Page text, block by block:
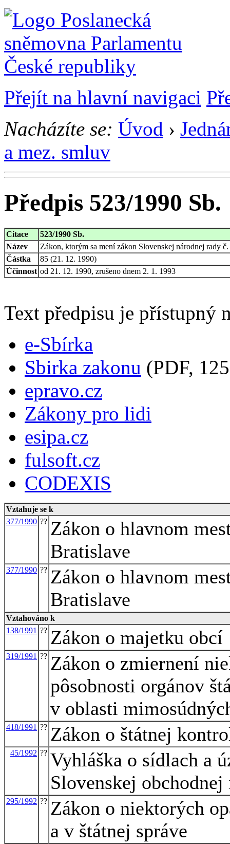
Přejít na hlavní navigaci
Nacházíte se: Úvod ›
a mez. smluv
Předpis 523/1990 Sb.
Citace
523/1990 Sb.
Název
Zákon, ktorým sa mení zákon Slovenskej národnej rady
Částka
85 (21. 12. 1990)
Účinnost od 21. 12. 1990, zrušeno dnem 2. 1. 1993
Text předpisu je přístupný
e-Sbírka
Sbirka zakonu (PDF,
epravo.cz
Zákony pro lidi
esipa.cz
fulsoft.cz
CODEXIS
Vztahuje se k
377/1990 ?? Zákon o hlavnom
Bratislave
377/1990 ?? Zákon o hlavnom
Bratislave
Vztahováno k
138/1991 ?? Zákon o majetku obcí
319/1991 ?? Zákon o zmiernení
pôsobnosti orgánov
v oblasti
418/1991 ?? Zákon o štátnej
45/1992 ?? Vyhláška o sídlach a
Slovenskej obchodnej
295/1992 ?? Zákon o niektorých
a v štátnej správe